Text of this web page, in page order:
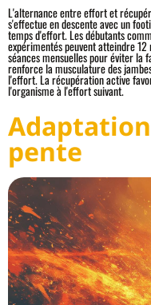
L'alternance entre effort et
s'effectue en descente avec un
temps d'effort. Les débutants
expérimentés peuvent atteindre
séances mensuelles pour éviter la
renforce la musculature des
l'effort. La récupération active
l'organisme à l'effort suivant.
pente